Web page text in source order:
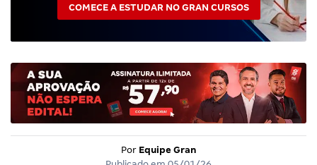
COMECE A ESTUDAR NO GRAN CURSOS
Por Equipe Gran